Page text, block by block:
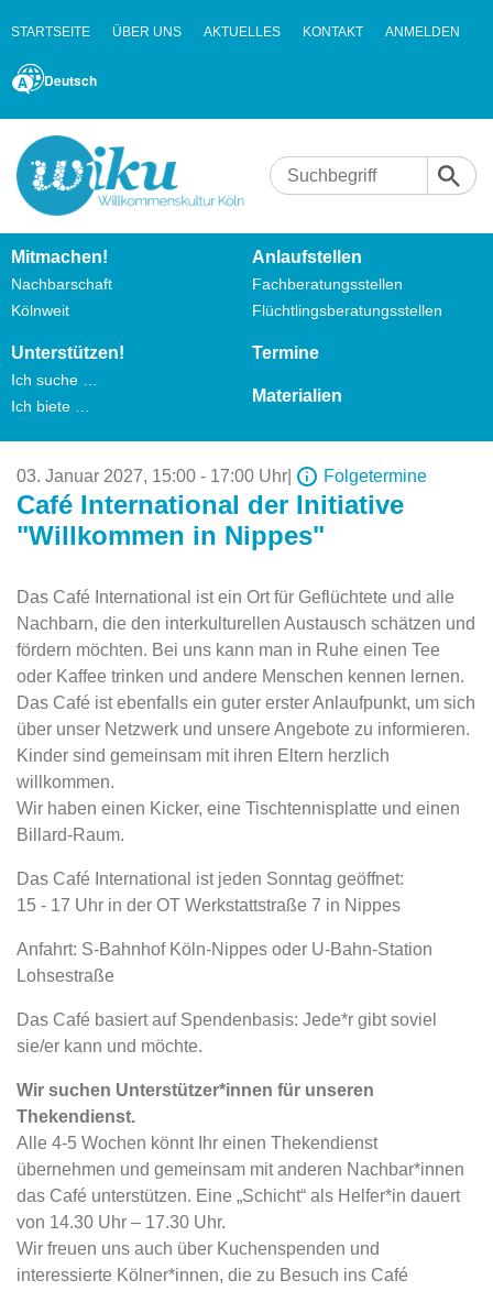
STARTSEITE ÜBER UNS AKTUELLES KONTAKT ANMELDEN
Deutsch
Mitmachen!
Nachbarschaft
Kölnweit
Anlaufstellen
Fachberatungsstellen
Flüchtlingsberatungsstellen
Unterstützen!
Ich suche …
Ich biete …
Termine
Materialien
03. Januar 2027, 15:00 - 17:00 Uhr Folgetermine
Café International der Initiative
"Willkommen in Nippes"
Das Café International ist ein Ort für Geflüchtete und alle
Nachbarn, die den interkulturellen Austausch schätzen und
fördern möchten. Bei uns kann man in Ruhe einen Tee
oder Kaffee trinken und andere Menschen kennen lernen.
Das Café ist ebenfalls ein guter erster Anlaufpunkt, um sich
über unser Netzwerk und unsere Angebote zu informieren.
Kinder sind gemeinsam mit ihren Eltern herzlich
willkommen.
Wir haben einen Kicker, eine Tischtennisplatte und einen
Billard-Raum.
Das Café International ist jeden Sonntag geöffnet:
15 - 17 Uhr in der OT Werkstattstraße 7 in Nippes
Anfahrt: S-Bahnhof Köln-Nippes oder U-Bahn-Station
Lohsestraße
Das Café basiert auf Spendenbasis: Jede*r gibt soviel
sie/er kann und möchte.
Wir suchen Unterstützer*innen für unseren
Thekendienst.
Alle 4-5 Wochen könnt Ihr einen Thekendienst
übernehmen und gemeinsam mit anderen Nachbar*innen
das Café unterstützen. Eine „Schicht“ als Helfer*in dauert
von 14.30 Uhr – 17.30 Uhr.
Wir freuen uns auch über Kuchenspenden und
interessierte Kölner*innen, die zu Besuch ins Café